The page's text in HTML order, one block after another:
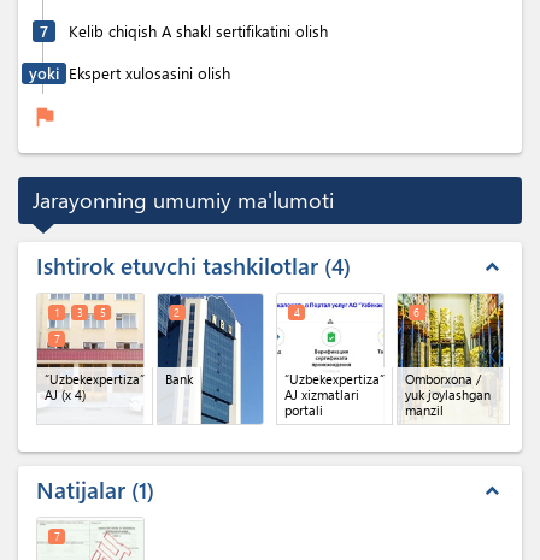
7 Kelib chiqish A shakl sertifikatini olish
yoki Ekspert xulosasini olish
flag
Jarayonning umumiy ma'lumoti
Ishtirok etuvchi tashkilotlar 4 expand_less
“Uzbekexpertiza”
AJ(x 4)
1 3
5
7
Bank
2
“Uzbekexpertiza”
AJ xizmatlari
portali
4
Omborxona /
yuk joylashgan
manzil
6
Natijalar 1 expand_less
7